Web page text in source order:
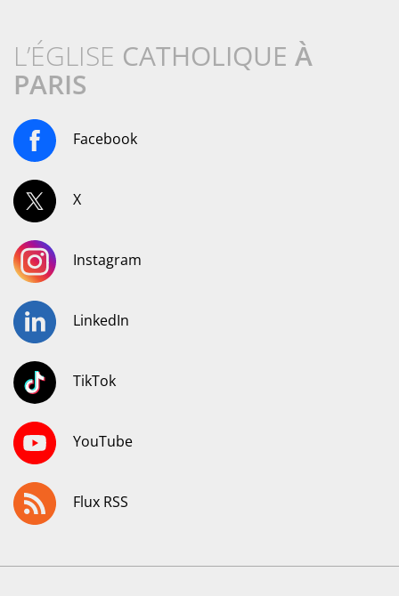
L’ÉGLISE CATHOLIQUE À
PARIS
Facebook
X
Instagram
LinkedIn
TikTok
YouTube
Flux RSS